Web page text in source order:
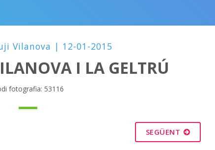
Vilanova | 12-01-2015
I LA GELTRÚ
fotografia: 53116
SEGÜENT